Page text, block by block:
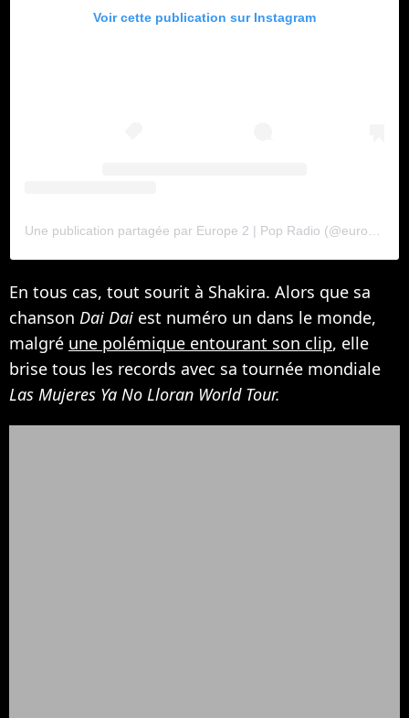
Voir cette publication sur Instagram
Une publication partagée par Europe 2 | Pop Radio (@europe2)
En tous cas, tout sourit à Shakira. Alors que sa
chanson Dai Dai est numéro un dans le monde,
malgré une polémique entourant son clip, elle
brise tous les records avec sa tournée mondiale
Las Mujeres Ya No Lloran World Tour.